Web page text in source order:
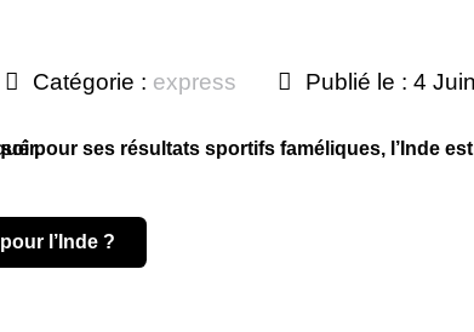
Catégorie : express Publié le : 4
pour ses résultats sportifs faméliques, l’Inde
l’Inde ?